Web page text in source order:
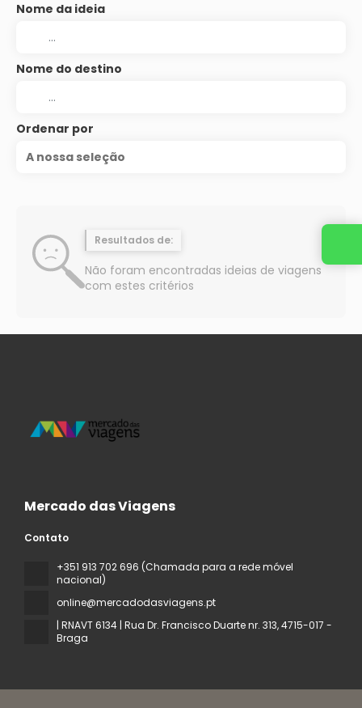
Nome da ideia
Nome do destino
Ordenar por
A nossa seleção
Resultados de:
Não foram encontradas ideias de viagens
com estes critérios
Mercado das Viagens
Contato
+351 913 702 696 (Chamada para a rede móvel
nacional)
online@mercadodasviagens.pt
| RNAVT 6134 | Rua Dr. Francisco Duarte nr. 313, 4715-017 -
Braga